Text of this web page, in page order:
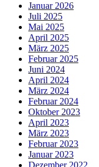
Januar 2026
Juli 2025
Mai 2025
April 2025
März 2025
Februar 2025
Juni 2024
April 2024
März 2024
Februar 2024
Oktober 2023
April 2023
März 2023
Februar 2023
Januar 2023